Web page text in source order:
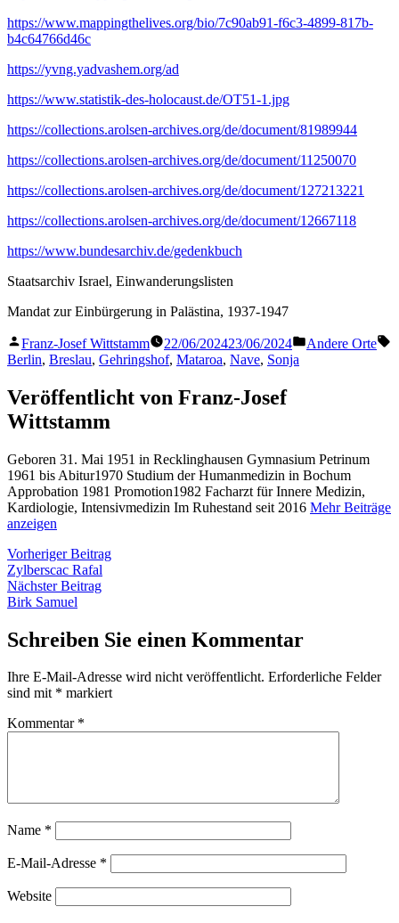
https://www.mappingthelives.org/bio/7c90ab91-f6c3-4899-817b-
b4c64766d46c
https://yvng.yadvashem.org/ad
https://www.statistik-des-holocaust.de/OT51-1.jpg
https://collections.arolsen-archives.org/de/document/81989944
https://collections.arolsen-archives.org/de/document/11250070
https://collections.arolsen-archives.org/de/document/127213221
https://collections.arolsen-archives.org/de/document/12667118
https://www.bundesarchiv.de/gedenkbuch
Staatsarchiv Israel, Einwanderungslisten
Mandat zur Einbürgerung in Palästina, 1937-1947
Veröffentlicht
von
Franz-Josef Wittstamm 22/06/202423/06/2024
Veröffentlicht
Andere Orte
Berlin, Breslau, Gehringshof, Mataroa, Nave, Sonja
Veröffentlicht von Franz-Josef
Wittstamm
Geboren 31. Mai 1951 in Recklinghausen Gymnasium Petrinum
1961 bis Abitur1970 Studium der Humanmedizin in Bochum
Approbation 1981 Promotion1982 Facharzt für Innere Medizin,
Kardiologie, Intensivmedizin Im Ruhestand seit 2016 Mehr Beiträge
anzeigen
Beitragsnavigation
Vorheriger BeitragVorheriger
Zylberscac Rafal
Nächster BeitragNächster
Birk Samuel
Schreiben Sie einen Kommentar
Ihre E-Mail-Adresse wird nicht veröffentlicht. Erforderliche Felder
sind mit * markiert
Kommentar *
Name *
E-Mail-Adresse *
Website